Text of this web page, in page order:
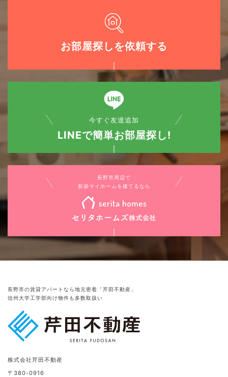
お部屋探しを依頼する
今すぐ友達追加
LINEで簡単お部屋探し!
長野市周辺で
新築マイホームを建てるなら
長野市の賃貸アパートなら地元密着「芹田不動産」
信州大学工学部向け物件も多数取扱い
株式会社芹田不動産
〒380-0916